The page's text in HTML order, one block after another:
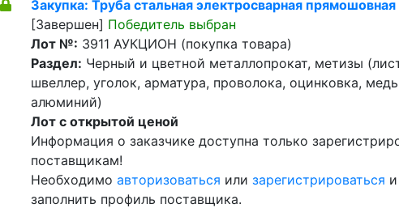
Закупка: Труба стальная электросварная прямошовная
[Завершен] Победитель выбран
Лот №: 3911 АУКЦИОН (покупка товара)
Раздел: Черный и цветной металлопрокат, метизы
швеллер, уголок, арматура, проволока, оцинковка,
алюминий)
Лот с открытой ценой
Информация о заказчике доступна только
поставщикам!
Необходимо авторизоваться или зарегистрироваться и
заполнить профиль поставщика.